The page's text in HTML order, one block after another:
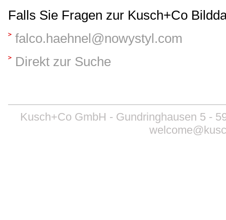
Falls Sie Fragen zur Kusch+Co
falco.haehnel@nowystyl.com
Direkt zur Suche
Kusch+Co GmbH - Gundringhausen 5 -